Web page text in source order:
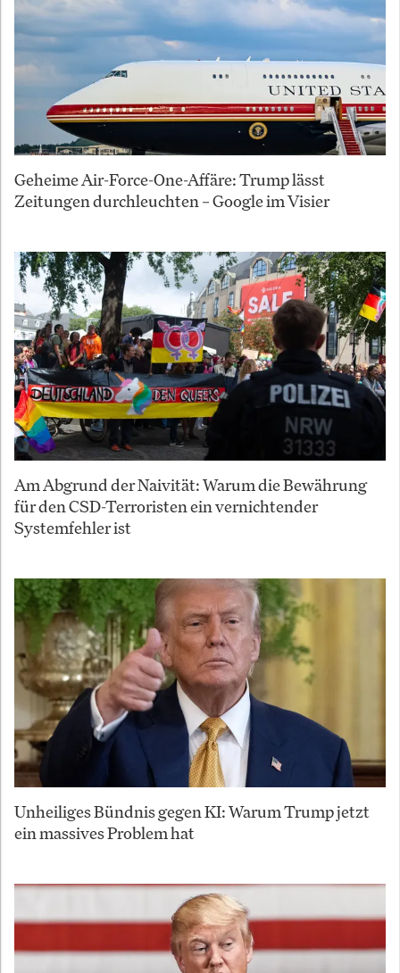
Geheime Air-Force-One-Affäre: Trump lässt
Zeitungen durchleuchten – Google im Visier
Am Abgrund der Naivität: Warum die Bewährung
für den CSD-Terroristen ein vernichtender
Systemfehler ist
Unheiliges Bündnis gegen KI: Warum Trump jetzt
ein massives Problem hat